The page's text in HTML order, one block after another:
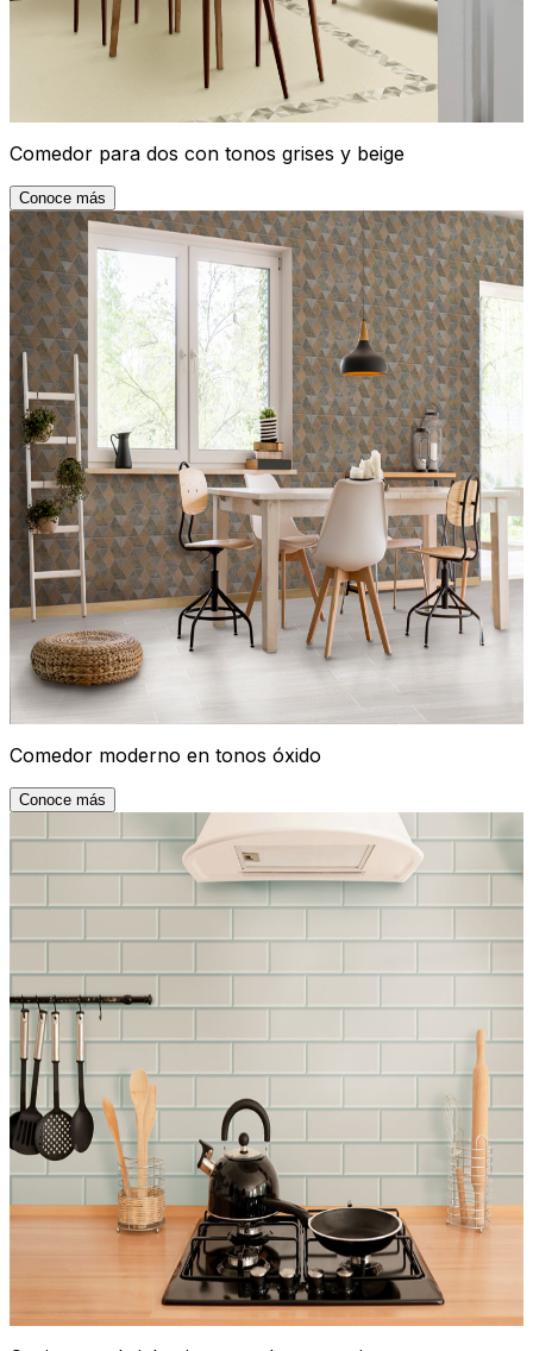
Comedor para dos con tonos grises y beige
Conoce más
Comedor moderno en tonos óxido
Conoce más